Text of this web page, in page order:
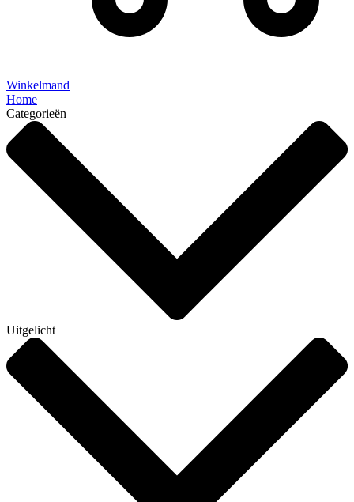
Winkelmand
Home
Categorieën
Uitgelicht